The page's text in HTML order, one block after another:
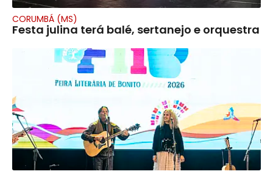
CORUMBÁ (MS)
Festa julina terá balé, sertanejo e orquestra